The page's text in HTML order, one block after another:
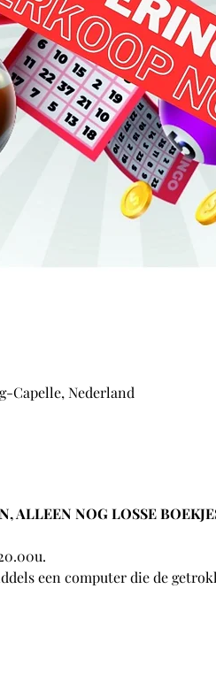
Capelle, Nederland
ALLEEN NOG LOSSE
een computer die de